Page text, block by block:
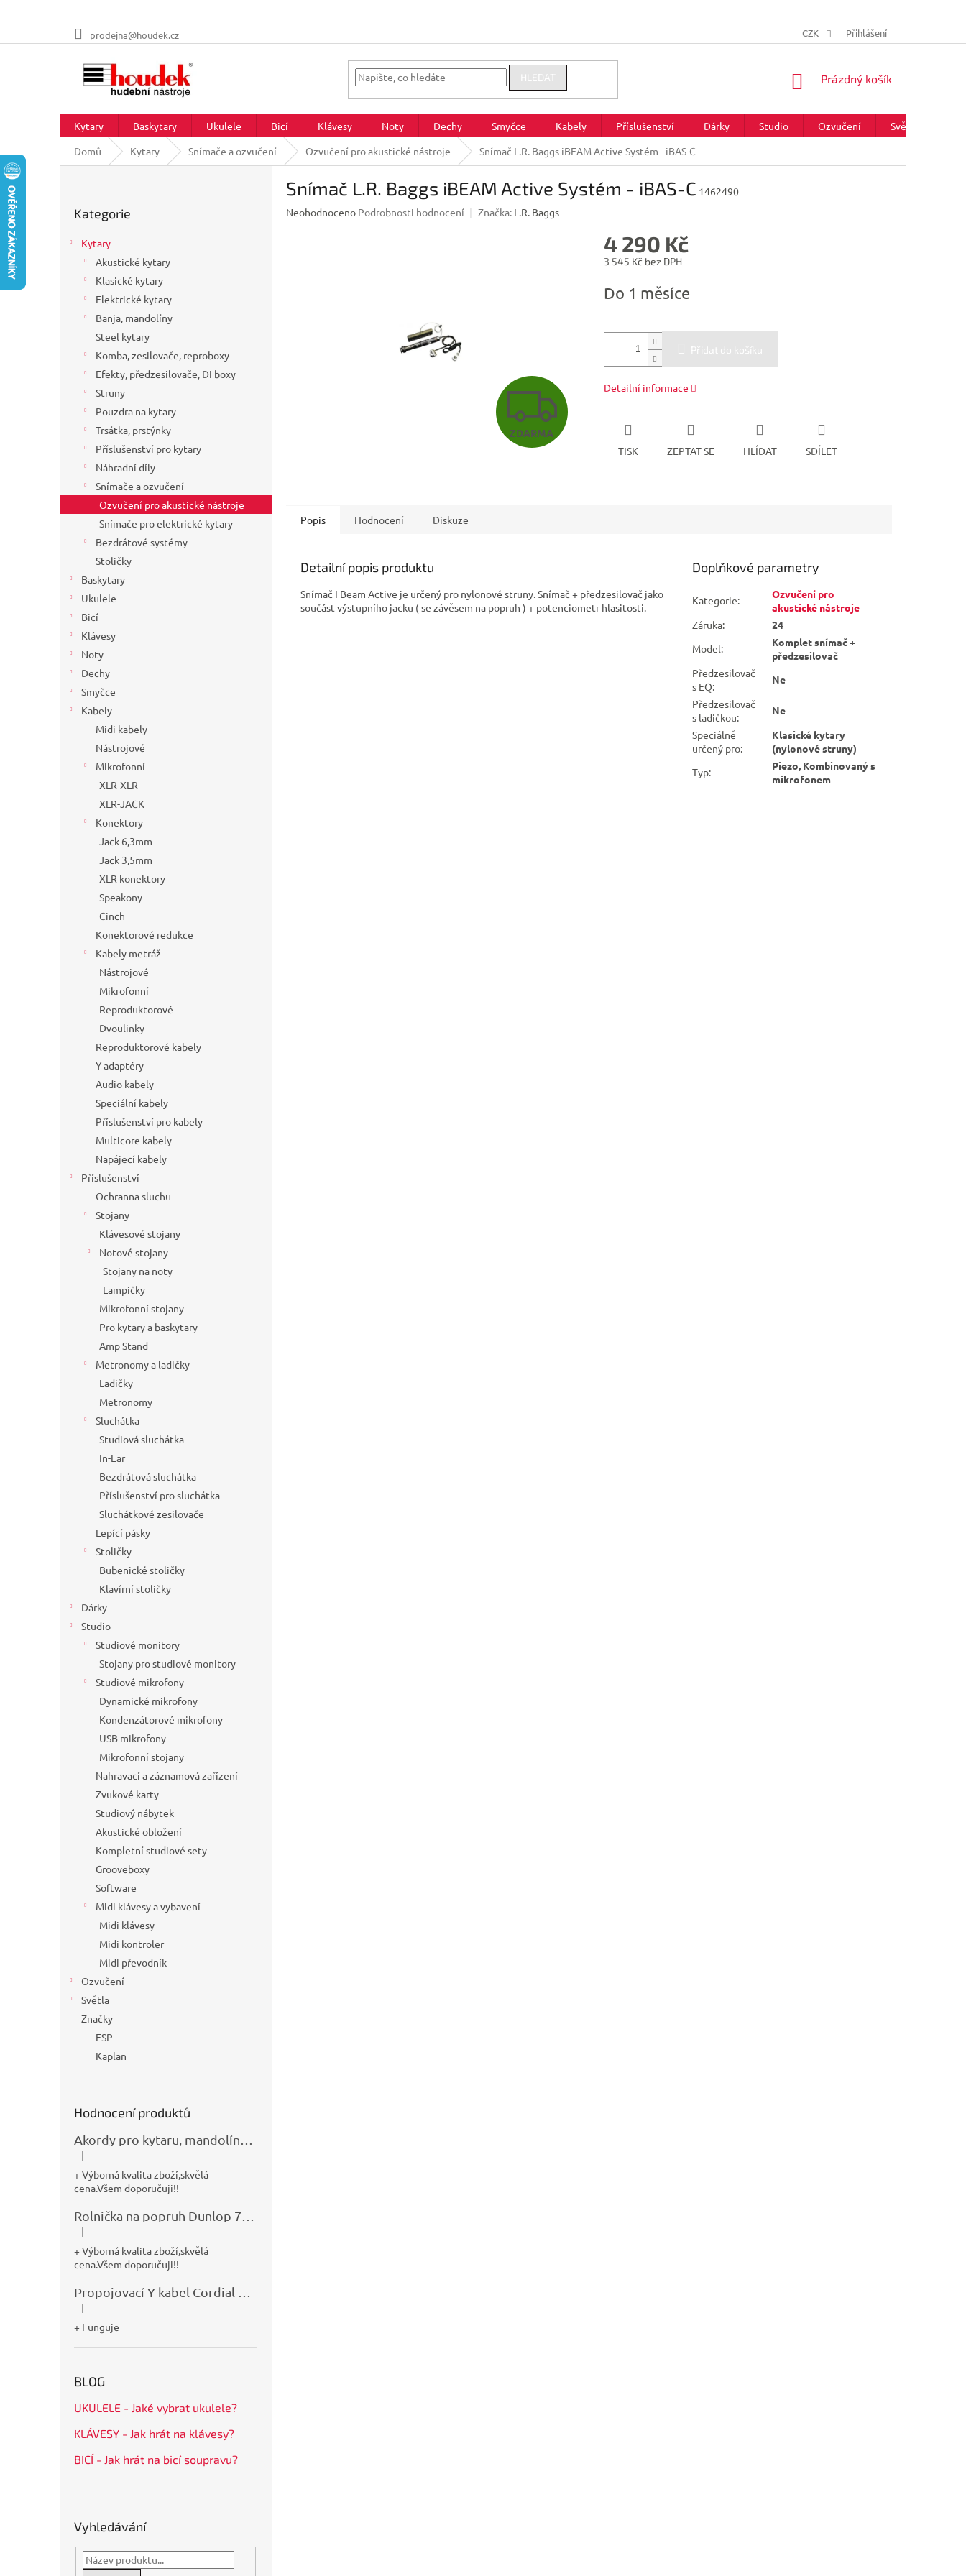
na
prodejna@houdek.cz CZK Přihlášení
HLEDAT
NÁKUPNÍ
Prázdný košík
Kytary Baskytary Ukulele Bicí Klávesy Noty Dechy Smyčce Kabely Příslušenství Dárky Studio Ozvučení Světla
Domů
Kytary Snímače a ozvučení Ozvučení pro akustické nástroje Snímač L.R. Baggs iBEAM Active Systém - iBAS-C
kategorie
Kategorie
Kytary
Akustické kytary
Klasické kytary
Elektrické kytary
Banja, mandolíny
Steel kytary
Komba, zesilovače, reproboxy
Efekty, předzesilovače, DI boxy
Struny
Pouzdra na kytary
Trsátka, prstýnky
Příslušenství pro kytary
Náhradní díly
Snímače a ozvučení
Ozvučení pro akustické nástroje
Snímače pro elektrické kytary
Bezdrátové systémy
Stoličky
Baskytary
Ukulele
Bicí
Klávesy
Noty
Dechy
Smyčce
Kabely
Midi kabely
Nástrojové
Mikrofonní
XLR-XLR
XLR-JACK
Konektory
Jack 6,3mm
Jack 3,5mm
XLR konektory
Speakony
Cinch
Konektorové redukce
Kabely metráž
Nástrojové
Mikrofonní
Reproduktorové
Dvoulinky
Reproduktorové kabely
Y adaptéry
Audio kabely
Speciální kabely
Příslušenství pro kabely
Multicore kabely
Napájecí kabely
Příslušenství
Ochranna sluchu
Stojany
Klávesové stojany
Notové stojany
Stojany na noty
Lampičky
Mikrofonní stojany
Pro kytary a baskytary
Amp Stand
Metronomy a ladičky
Ladičky
Metronomy
Sluchátka
Studiová sluchátka
In-Ear
Bezdrátová sluchátka
Příslušenství pro sluchátka
Sluchátkové zesilovače
Lepící pásky
Stoličky
Bubenické stoličky
Klavírní stoličky
Dárky
Studio
Studiové monitory
Stojany pro studiové monitory
Studiové mikrofony
Dynamické mikrofony
Kondenzátorové mikrofony
USB mikrofony
Mikrofonní stojany
Nahravací a záznamová zařízení
Zvukové karty
Studiový nábytek
Akustické obložení
Kompletní studiové sety
Grooveboxy
Software
Midi klávesy a vybavení
Midi klávesy
Midi kontroler
Midi převodník
Ozvučení
Světla
Značky
ESP
Kaplan
Hodnocení produktů
Hodnocení produktu je 5 z 5 hvězdiček.
|
+ Výborná kvalita zboží,skvělá
cena.Všem doporučuji!!
Hodnocení produktu je 5 z 5 hvězdiček.
|
+ Výborná kvalita zboží,skvělá
cena.Všem doporučuji!!
Hodnocení produktu je 5 z 5 hvězdiček.
|
+ Funguje
BLOG
UKULELE - Jaké vybrat ukulele?
KLÁVESY - Jak hrát na klávesy?
BICÍ - Jak hrát na bicí soupravu?
Vyhledávání
Snímač L.R. Baggs iBEAM Active Systém - iBAS-C 1462490
Průměrné
Neohodnoceno Podrobnosti hodnocení Značka: L.R. Baggs
Z
D
M
ZDARMA
4 290 Kč
3 545 Kč bez DPH
cena:
Do 1 měsíce
Přidat do košíku
Detailní informace
TISK ZEPTAT SE HLÍDAT SDÍLET
Popis Hodnocení Diskuze
Detailní popis produktu
Snímač I Beam Active je určený pro nylonové struny. Snímač + předzesilovač jako
součást výstupního jacku ( se závěsem na popruh ) + potenciometr hlasitosti.
Doplňkové parametry
Kategorie:
Ozvučení pro
akustické nástroje
Záruka:
24
Model:
Komplet snímač +
předzesilovač
Předzesilovač
s EQ:
Ne
Předzesilovač
s ladičkou:
Ne
Speciálně
určený pro:
Klasické kytary
(nylonové struny)
Typ:
Piezo, Kombinovaný s
mikrofonem